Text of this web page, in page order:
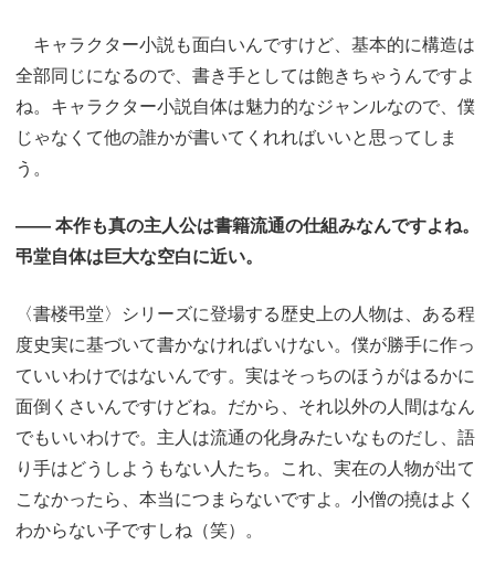
キャラクター小説も面白いんですけど、基本的に構造は
全部同じになるので、書き手としては飽きちゃうんですよ
ね。キャラクター小説自体は魅力的なジャンルなので、僕
じゃなくて他の誰かが書いてくれればいいと思ってしま
う。
―― 本作も真の主人公は書籍流通の仕組みなんですよね。
弔堂自体は巨大な空白に近い。
〈書楼弔堂〉シリーズに登場する歴史上の人物は、ある程
度史実に基づいて書かなければいけない。僕が勝手に作っ
ていいわけではないんです。実はそっちのほうがはるかに
面倒くさいんですけどね。だから、それ以外の人間はなん
でもいいわけで。主人は流通の化身みたいなものだし、語
り手はどうしようもない人たち。これ、実在の人物が出て
こなかったら、本当につまらないですよ。小僧の撓はよく
わからない子ですしね（笑）。